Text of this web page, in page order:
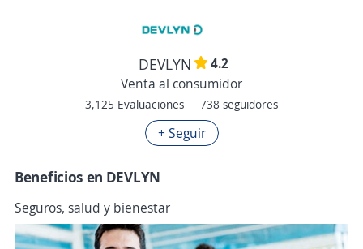
DEVLYN
4.2
Venta al consumidor
3,125 Evaluaciones 738 seguidores
+ Seguir
Beneficios en DEVLYN
Seguros, salud y bienestar